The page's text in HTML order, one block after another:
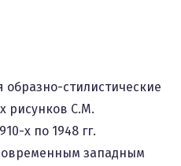
образно-стилистические
рисунков С.М.
х по 1948 гг.
западным